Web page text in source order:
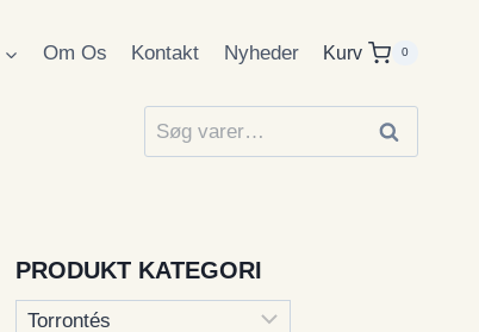
Om Os Kontakt Nyheder Kurv 0
Søg
efter:
Søg
PRODUKT KATEGORI